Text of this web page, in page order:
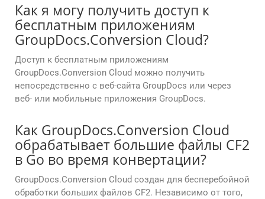
Как я могу получить доступ к
бесплатным приложениям
GroupDocs.Conversion Cloud?
Доступ к бесплатным приложениям
GroupDocs.Conversion Cloud можно получить
непосредственно с веб-сайта GroupDocs или через
веб- или мобильные приложения GroupDocs.
Как GroupDocs.Conversion Cloud
обрабатывает большие файлы CF2
в Go во время конвертации?
GroupDocs.Conversion Cloud создан для бесперебойной
обработки больших файлов CF2. Независимо от того,